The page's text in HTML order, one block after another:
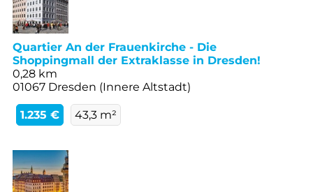
Quartier An der Frauenkirche - Die
Shoppingmall der Extraklasse in Dresden!
0,28 km
01067 Dresden (Innere Altstadt)
1.235 € 43,3 m²